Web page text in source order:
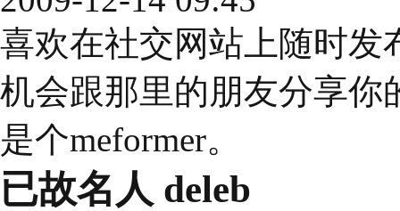
喜欢在社交网站上随时发
机会跟那里的朋友分享你
是个meformer。
已故名人 deleb